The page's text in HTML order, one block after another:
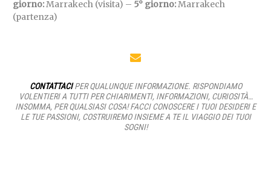
giorno:Marrakech (visita) – 5° giorno:Marrakech
(partenza)
CONTATTACIPER QUALUNQUE INFORMAZIONE. RISPONDIAMO
VOLENTIERI A TUTTI PER CHIARIMENTI, INFORMAZIONI, CURIOSITÀ…
INSOMMA, PER QUALSIASI COSA! FACCI CONOSCERE I TUOI DESIDERI E
LE TUE PASSIONI, COSTRUIREMO INSIEME A TE IL VIAGGIO DEI TUOI
SOGNI!